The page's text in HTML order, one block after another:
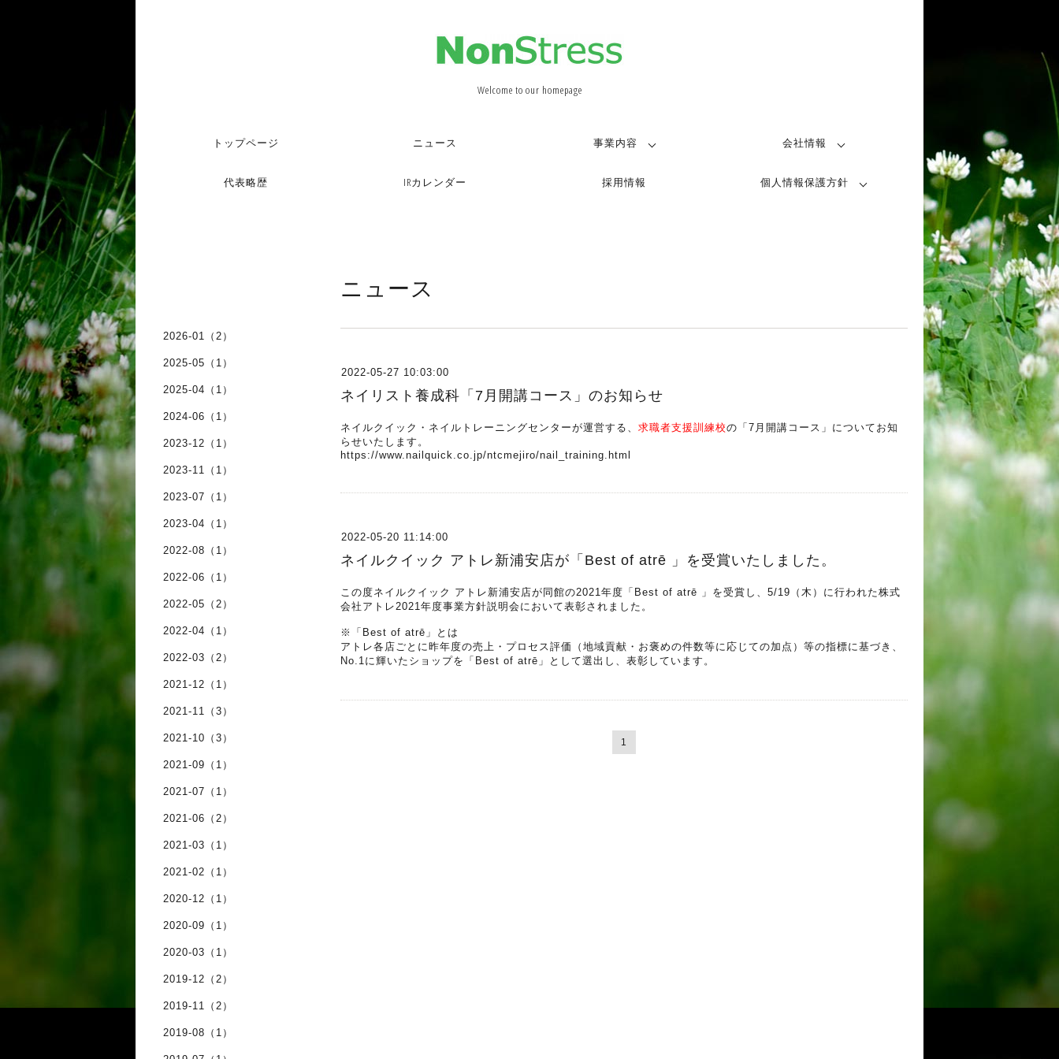
Welcome to our homepage
トップページ ニュース 事業内容 会社情報
代表略歴 IRカレンダー 採用情報 個人情報保護方針
ニュース
2022-05-27 10:03:00
ネイリスト養成科「7月開講コース」のお知らせ
ネイルクイック・ネイルトレーニングセンターが運営する、 求職者支援訓練校の「7月開講コース」についてお知
らせいたします。
https://www.nailquick.co.jp/ntcmejiro/nail_training.html
2022-05-20 11:14:00
ネイルクイック アトレ新浦安店が「Best of atrē 」を受賞いたしました。
この度ネイルクイック アトレ新浦安店が同館の2021年度「Best of atrē 」を受賞し、5/19（木）に行われた株式
会社アトレ2021年度事業方針説明会において表彰されました。
※「Best of atrē」とは
アトレ各店ごとに昨年度の売上・プロセス評価（地域貢献・お褒めの件数等に応じての加点）等の指標に基づき、
No.1に輝いたショップを「Best of atrē」として選出し、表彰しています。
1
2026-01（2）
2025-05（1）
2025-04（1）
2024-06（1）
2023-12（1）
2023-11（1）
2023-07（1）
2023-04（1）
2022-08（1）
2022-06（1）
2022-05（2）
2022-04（1）
2022-03（2）
2021-12（1）
2021-11（3）
2021-10（3）
2021-09（1）
2021-07（1）
2021-06（2）
2021-03（1）
2021-02（1）
2020-12（1）
2020-09（1）
2020-03（1）
2019-12（2）
2019-11（2）
2019-08（1）